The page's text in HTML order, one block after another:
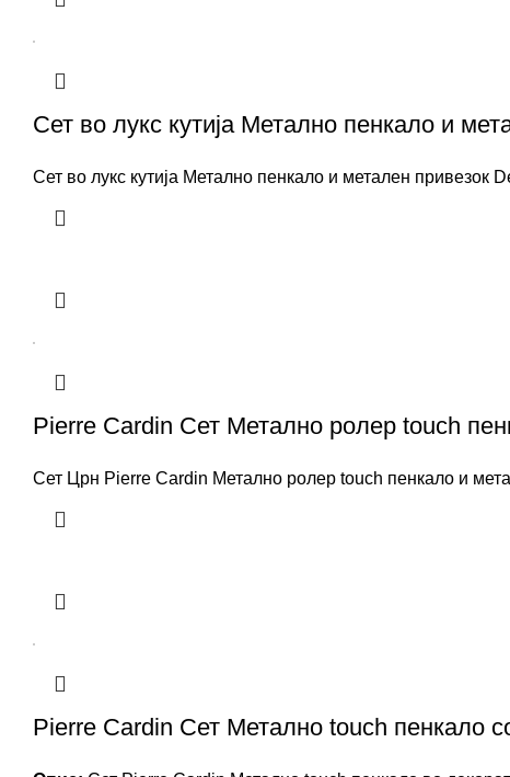
Сет во лукс кутија Метално пенкало и
Сет во лукс кутија Метално пенкало и метален привезок
Pierre Cardin Сет Метално ролер touch
Сет Црн Pierre Cardin Метално ролер touch пенкало и
Pierre Cardin Сет Метално touch пенкало